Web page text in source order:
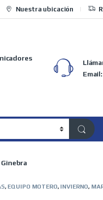
Nuestra ubicación
, EQUIPO MOTERO, INVIERNO,